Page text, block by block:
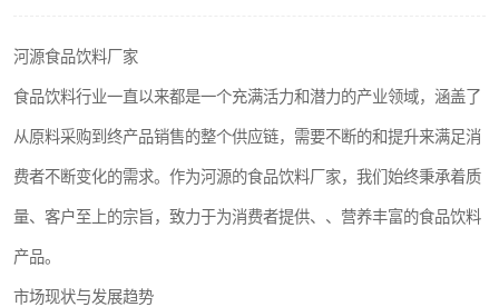
河源食品饮料厂家
食品饮料行业一直以来都是一个充满活力和潜力的产业领域，涵盖了
从原料采购到终产品销售的整个供应链，需要不断的和提升来满足消
费者不断变化的需求。作为河源的食品饮料厂家，我们始终秉承着质
量、客户至上的宗旨，致力于为消费者提供、、营养丰富的食品饮料
产品。
市场现状与发展趋势
医药车间净化
生物实验室
化妆品
恒温恒湿净化空调